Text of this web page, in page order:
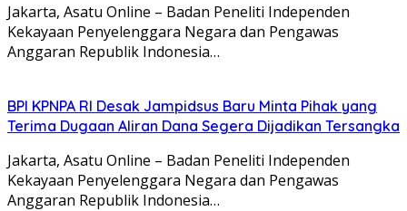
Jakarta, Asatu Online – Badan Peneliti Independen
Kekayaan Penyelenggara Negara dan Pengawas
Anggaran Republik Indonesia…
BPI KPNPA RI Desak Jampidsus Baru Minta Pihak yang
Terima Dugaan Aliran Dana Segera Dijadikan Tersangka
Jakarta, Asatu Online – Badan Peneliti Independen
Kekayaan Penyelenggara Negara dan Pengawas
Anggaran Republik Indonesia…